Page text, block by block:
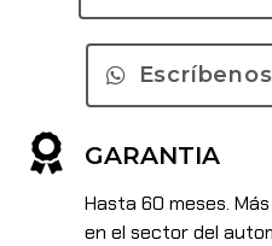
GARANTIA
Hasta 60 meses.
en el sector del